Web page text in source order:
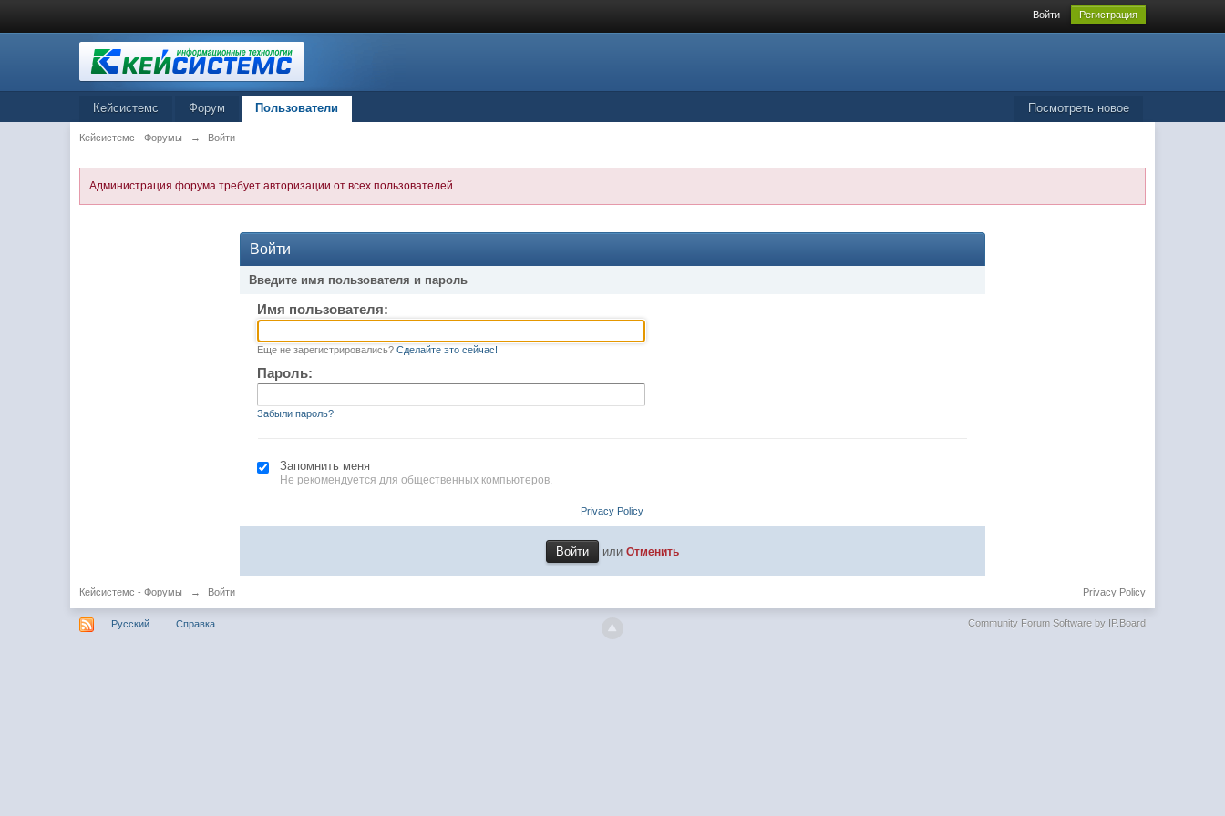
Войти Регистрация
Посмотреть новое
Кейсистемс Форум Пользователи
Кейсистемс - Форумы → Войти
Администрация форума требует авторизации от всех пользователей
Войти
Введите имя пользователя и пароль
Имя пользователя:
Еще не зарегистрировались? Сделайте это сейчас!
Пароль:
Забыли пароль?
Запомнить меня
Не рекомендуется для общественных компьютеров.
Privacy Policy
или Отменить
Кейсистемс - Форумы → Войти Privacy Policy
Русский Справка Community Forum Software by IP.Board